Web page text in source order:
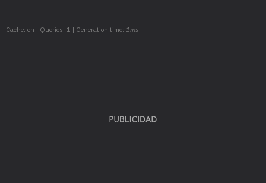
Cache: on | Queries: 1 | Generation time: 1ms